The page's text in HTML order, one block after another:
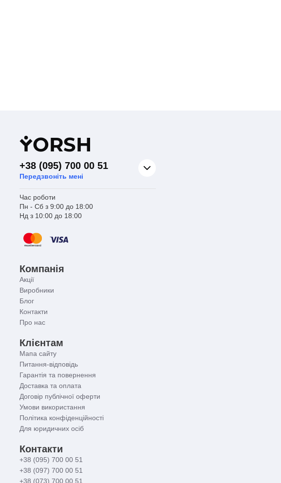
YORSH
+38 (095) 700 00 51
Передзвоніть мені
Час роботи
Пн - Сб з 9:00 до 18:00
Нд з 10:00 до 18:00
Компанія
Акції
Виробники
Блог
Контакти
Про нас
Клієнтам
Мапа сайту
Питання-відповідь
Гарантія та повернення
Доставка та оплата
Договір публічної оферти
Умови використання
Політика конфіденційності
Для юридичних осіб
Контакти
+38 (095) 700 00 51
+38 (097) 700 00 51
+38 (073) 700 00 51